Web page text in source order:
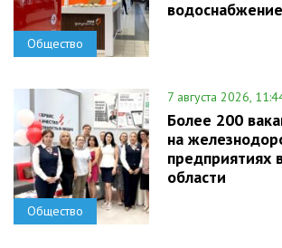
Общество
Общество
7 августа 2026,
Более 200
на
предприятиях
области